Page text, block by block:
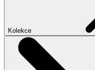
Kolekce